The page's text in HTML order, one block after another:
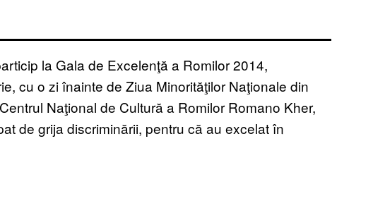
la Gala de Excelenţă a Romilor 2014,
cu o zi înainte de Ziua Minorităţilor Naţionale din
Naţional de Cultură a Romilor Romano Kher,
de grija discriminării, pentru că au excelat în